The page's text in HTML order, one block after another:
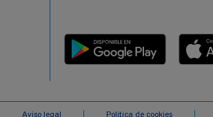
Aviso legal Politica de cookies